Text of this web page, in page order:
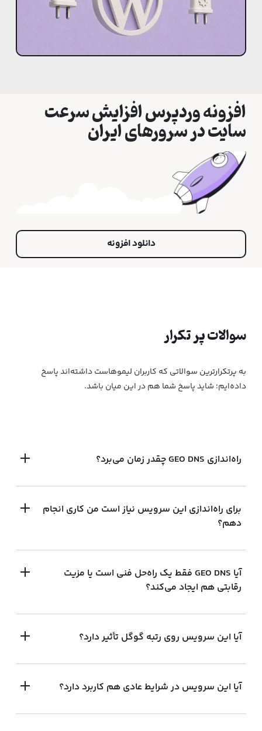
افزونه وردپرس افزایش سرعت
سایت در سرورهای ایران
دانلود افزونه
سوالات پر تکرار
به پرتکرار‌ترین سوالاتی که کاربران لیمو‌هاست داشته‌اند پاسخ
داده‌ایم؛ شاید پاسخ شما هم در این میان باشد.
راه‌اندازی GEO DNS چقدر زمان می‌برد؟
برای راه‌اندازی این سرویس نیاز است من کاری انجام
دهم؟
آیا GEO DNS فقط یک راه‌حل فنی است یا مزیت
رقابتی هم ایجاد می‌کند؟
آیا این سرویس روی رتبه گوگل تأثیر دارد؟
آیا این سرویس در شرایط عادی هم کاربرد دارد؟